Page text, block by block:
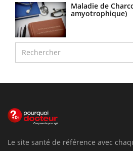
Maladie de
amyotrophique)
Le site santé de référence avec